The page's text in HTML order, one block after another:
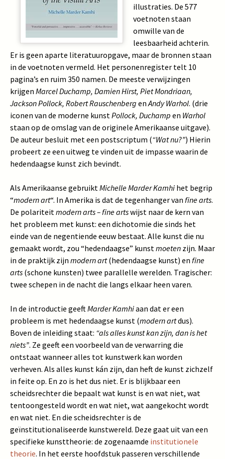
illustraties. De 577
voetnoten staan
omwille van de
leesbaarheid achterin.
Er is geen aparte literatuuropgave, maar de bronnen staan
in de voetnoten vermeld. Het personenregister telt 10
pagina’s en ruim 350 namen. De meeste verwijzingen
krijgen Marcel Duchamp, Damien Hirst, Piet Mondriaan,
Jackson Pollock, Robert Rauschenberg enAndy Warhol. (drie
iconen van de moderne kunstPollock, Duchamp en Warhol
staan op de omslag van de originele Amerikaanse uitgave).
De auteur besluit met een postscriptum (“Wat nu?”) Hierin
probeert ze een uitweg te vinden uit de impasse waarin de
hedendaagse kunst zich bevindt.
Als Amerikaanse gebruiktMichelle Marder Kamhi het begrip
“modern art“. In Amerika is dat de tegenhanger van fine arts.
De polariteitmodern arts – fine artswijst naar de kern van
het probleem met kunst: een dichotomie die sinds het
einde van de negentiende eeuw bestaat. Alle kunst die nu
gemaakt wordt, zou “hedendaagse” kunstmoeten zijn. Maar
in de praktijk zijn modern art(hedendaagse kunst) en fine
arts (schone kunsten) twee parallelle werelden. Tragischer:
twee schepen in de nacht die langs elkaar heen varen.
In de introductie geeftMarder Kamhiaan dat er een
probleem is met hedendaagse kunst (modern artdus).
Boven de inleiding staat: “als alles kunst kan zijn, dan is het
niets”. Ze geeft een voorbeeld van de verwarring die
ontstaat wanneer alles tot kunstwerk kan worden
verheven. Als alles kunst kán zijn, dan heft de kunst zichzelf
in feite op. En zo is het dus niet. Er is blijkbaar een
scheidsrechter die bepaalt wat kunst is en wat niet, wat
tentoongesteld wordt en wat niet, wat aangekocht wordt
en wat niet. En die scheidsrechter is de
geïnstitutionaliseerde kunstwereld. Deze gaat uit van een
specifieke kunsttheorie: de zogenaamde institutionele
theorie. In het eerste hoofdstuk passeren verschillende